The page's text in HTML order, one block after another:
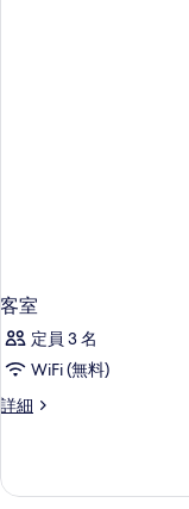
客室
定員 3 名
WiFi (無料)
詳細
客
細